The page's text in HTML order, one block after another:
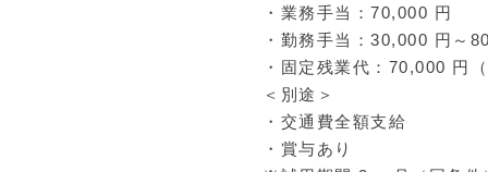
・業務手当：70,000 円
・勤務手当：30,000 円～
・固定残業代：70,000 円
＜別途＞
・交通費全額支給
・賞与あり